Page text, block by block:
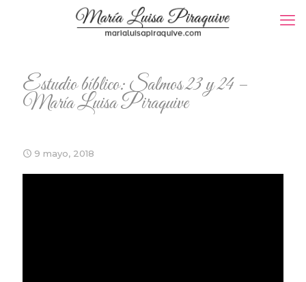
Estudio bíblico: Salmos 23 y 24 –
María Luisa Piraquive
9 mayo, 2018